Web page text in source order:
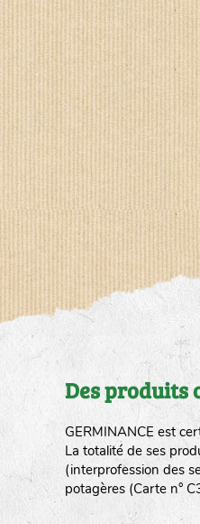
Des produits
GERMINANCE est
La totalité de ses
(interprofession des
potagères (Carte n°